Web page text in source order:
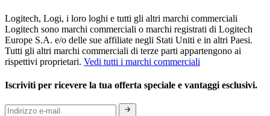
Logitech, Logi, i loro loghi e tutti gli altri marchi commerciali
Logitech sono marchi commerciali o marchi registrati di Logitech
Europe S.A. e/o delle sue affiliate negli Stati Uniti e in altri Paesi.
Tutti gli altri marchi commerciali di terze parti appartengono ai
rispettivi proprietari. Vedi tutti i marchi commerciali
Iscriviti per ricevere la tua offerta speciale e vantaggi esclusivi.